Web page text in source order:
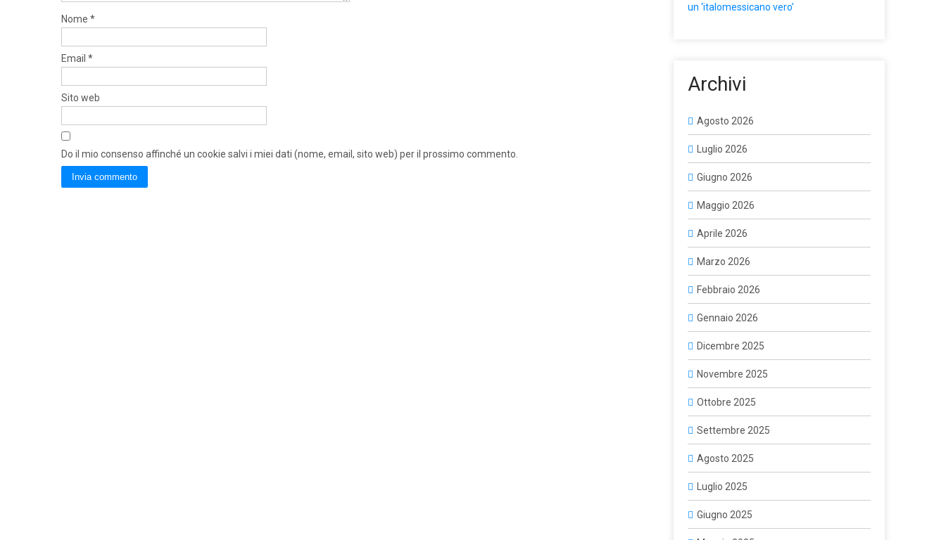
Nome *
Email *
Sito web
Do il mio consenso affinché un cookie salvi i miei dati (nome, email, sito web) per il prossimo commento.
un ‘italomessicano vero’
Archivi
Agosto 2026
Luglio 2026
Giugno 2026
Maggio 2026
Aprile 2026
Marzo 2026
Febbraio 2026
Gennaio 2026
Dicembre 2025
Novembre 2025
Ottobre 2025
Settembre 2025
Agosto 2025
Luglio 2025
Giugno 2025